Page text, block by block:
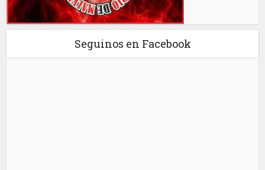
Seguinos en Facebook